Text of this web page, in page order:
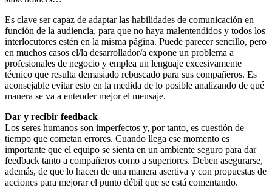
Es clave ser capaz de adaptar las habilidades de comunicación en
función de la audiencia, para que no haya malentendidos y todos los
interlocutores estén en la misma página. Puede parecer sencillo, pero
en muchos casos el/la desarrollador/a expone un problema a
profesionales de negocio y emplea un lenguaje excesivamente
técnico que resulta demasiado rebuscado para sus compañeros. Es
aconsejable evitar esto en la medida de lo posible analizando de qué
manera se va a entender mejor el mensaje.
Dar y recibir feedback
Los seres humanos son imperfectos y, por tanto, es cuestión de
tiempo que cometan errores. Cuando llega ese momento es
importante que el equipo se sienta en un ambiente seguro para dar
feedback tanto a compañeros como a superiores. Deben asegurarse,
además, de que lo hacen de una manera asertiva y con propuestas de
acciones para mejorar el punto débil que se está comentando.